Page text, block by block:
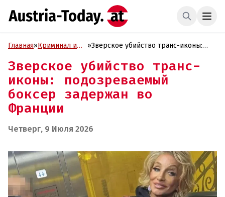
Главная»Криминал и
»Зверское убийство транс-иконы:
Франции
Зверское убийство транс-
иконы: подозреваемый
боксер задержан во
Франции
Четверг, 9 Июля 2026